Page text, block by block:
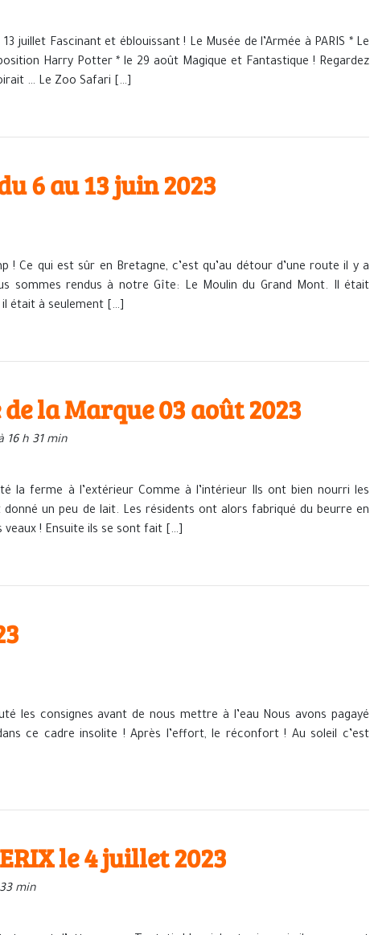
juillet Fascinant et éblouissant ! Le Musée de l’Armée à PARIS * Le
Harry Potter * le 29 août Magique et Fantastique ! Regardez
… Le Zoo Safari […]
6 au 13 juin 2023
Ce qui est sûr en Bretagne, c’est qu’au détour d’une route il y a
sommes rendus à notre Gîte: Le Moulin du Grand Mont. Il était
il était à seulement […]
la Marque 03 août 2023
16 h 31 min
la ferme à l’extérieur Comme à l’intérieur Ils ont bien nourri les
un peu de lait. Les résidents ont alors fabriqué du beurre en
veaux ! Ensuite ils se sont fait […]
les consignes avant de nous mettre à l’eau Nous avons pagayé
ce cadre insolite ! Après l’effort, le réconfort ! Au soleil c’est
le 4 juillet 2023
min